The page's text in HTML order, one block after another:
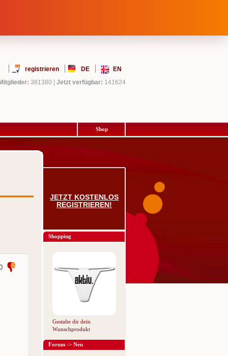
registrieren DE
EN
381380 Jetzt verfügbar: 141624
Shop
JETZT KOSTENLOS
REGISTRIEREN!
Shopping
Gestalte dir dein
Wunschprodukt
Forum -> Neu